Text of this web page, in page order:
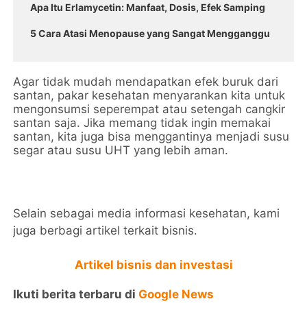
Apa Itu Erlamycetin: Manfaat, Dosis, Efek Samping
5 Cara Atasi Menopause yang Sangat Mengganggu
Agar tidak mudah mendapatkan efek buruk dari
santan, pakar kesehatan menyarankan kita untuk
mengonsumsi seperempat atau setengah cangkir
santan saja. Jika memang tidak ingin memakai
santan, kita juga bisa menggantinya menjadi susu
segar atau susu UHT yang lebih aman.
Selain sebagai media informasi kesehatan, kami
juga berbagi artikel terkait bisnis.
Artikel bisnis dan investasi
Ikuti berita terbaru diGoogle News